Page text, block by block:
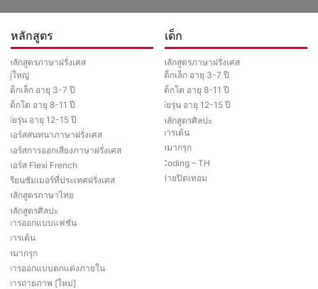
หลักสูตร
หลักสูตรภาษาฝรั่งเศส
ผู้ใหญ่
เด็กเล็ก อายุ 3-7 ปี
เด็กโต อายุ 8-11 ปี
วัยรุ่น อายุ 12-15 ปี
คอร์สสนทนาภาษาฝรั่งเศส
คอร์สการออกเสียงภาษาฝรั่งเศส
คอร์ส Flexi French
เรียนซัมเมอร์ที่ประเทศฝรั่งเศส
หลักสูตรภาษาไทย
หลักสูตรศิลปะ
การออกแบบแฟชั่น
การเต้น
หมากรุก
การออกแบบตกแต่งภายใน
การถ่ายภาพ [ใหม่]
เด็ก
หลักสูตรภาษาฝรั่งเศส
เด็กเล็ก อายุ 3-7 ปี
เด็กโต อายุ 8-11 ปี
วัยรุ่น อายุ 12-15 ปี
หลักสูตรศิลปะ
การเต้น
หมากรุก
Coding – TH
ค่ายปิดเทอม